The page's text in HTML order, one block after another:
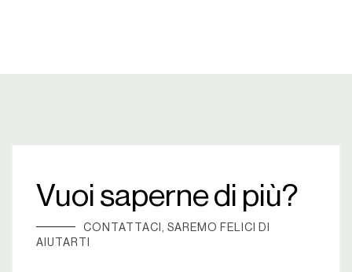
Vuoi saperne di più?
CONTATTACI, SAREMO FELICI DI
AIUTARTI